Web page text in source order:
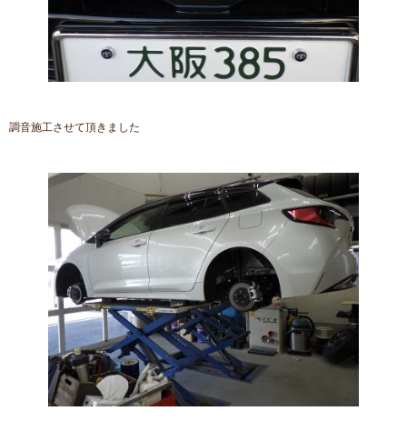
調音施工させて頂きました